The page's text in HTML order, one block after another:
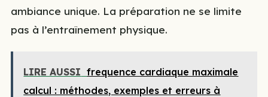
ambiance unique. La préparation ne se limite
pas à l’entraînement physique.
LIRE AUSSI frequence cardiaque maximale
calcul : méthodes, exemples et erreurs à